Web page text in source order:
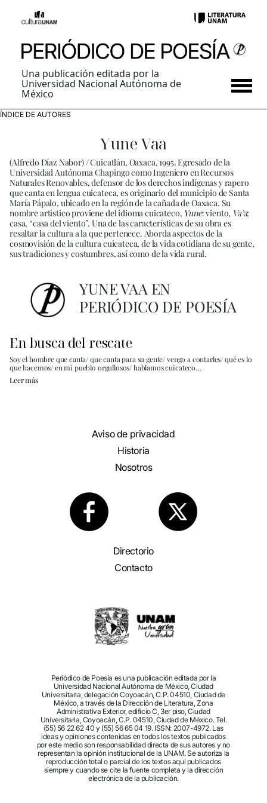
Una publicación editada por la
Universidad Nacional Autónoma de
México
ÍNDICE DE AUTORES
Yune Vaa
(Alfredo Díaz Nabor) / Cuicatlán, Oaxaca, 1995. Egresado de la
Universidad Autónoma Chapingo como Ingeniero en Recursos
Naturales Renovables, defensor de los derechos indígenas y rapero
que canta en lengua cuicateca, es originario del municipio de Santa
María Pápalo, ubicado en la región de la cañada de Oaxaca. Su
nombre artístico proviene del idioma cuicateco, Yune: viento, Va’a:
casa, “casa del viento”. Una de las características de su obra es
resaltar la cultura a la que pertenece. Aborda aspectos de la
cosmovisión de la cultura cuicateca, de la vida cotidiana de su gente,
sus tradiciones y costumbres, así como de la vida rural.
YUNE VAA EN
PERIÓDICO DE POESÍA
En busca del rescate
Soy el hombre que canta/ que canta para su gente/ vengo a contarles/ qué es lo
que hacemos/ en mi pueblo orgullosos/ hablamos cuicateco…
Leer más
Aviso de privacidad
Historia
Nosotros
Directorio
Contacto
Periódico de Poesía es una publicación editada por la
Universidad Nacional Autónoma de México, Ciudad
Universitaria, delegación Coyoacán, C.P. 04510, Ciudad de
México, a través de la Dirección de Literatura, Zona
Administrativa Exterior, edificio C, 3er piso, Ciudad
Universitaria, Coyoacán, C.P. 04510, Ciudad de México. Tel.
(55) 56 22 62 40 y (55) 56 65 04 19. ISSN: 2007-4972. Las
ideas y opiniones contenidas en todos los textos publicados
por este medio son responsabilidad directa de sus autores y no
representan la opinión institucional de la UNAM. Se autoriza la
reproducción total o parcial de los textos aquí publicados
siempre y cuando se cite la fuente completa y la dirección
electrónica de la publicación.